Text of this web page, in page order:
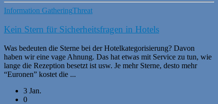
Information GatheringThreat
Kein Stern für Sicherheitsfragen in Hotels
Was bedeuten die Sterne bei der Hotelkategorisierung? Davon
haben wir eine vage Ahnung. Das hat etwas mit Service zu tun, wie
lange die Rezeption besetzt ist usw. Je mehr Sterne, desto mehr
“Euronen” kostet die ...
3 Jan.
0